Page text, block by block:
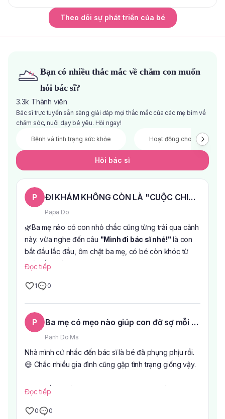
Theo dõi sự phát triển của bé
Bạn có nhiều thắc mắc về chăm con muốn
hỏi bác sĩ?
3.3k Thành viên
Bác sĩ trực tuyến sẵn sàng giải đáp mọi thắc mắc của các mẹ bỉm về
chăm sóc, nuôi dạy bé yêu. Hỏi ngay!
Bệnh và tình trạng sức khỏe Hoạt động cho bé
Hỏi bác sĩ
P ĐI KHÁM KHÔNG CÒN LÀ "CUỘC CHIẾN" VỚI
Papa Do
🌿Ba mẹ nào có con nhỏ chắc cũng từng trải qua cảnh
này: vừa nghe đến câu "Mình đi bác sĩ nhé!" là con
bắt đầu lắc đầu, ôm chặt ba mẹ, có bé còn khóc từ
nhà đến phòng khám.
Thực ra, nhiều khi điều khiến các con sợ không chỉ là
khi bước vào bệnh viện.
🍀Hiểu được tâm lý đó,
được thiết kế với nhiều hình ảnh ngộ nghĩnh, màu sắc
tươi sáng cùng khu vui chơi nhỏ để các bé có thêm
Chỉ cần vài phút vui chơi, nhiều bạn nhỏ đã quên mất
cảm giác lo lắng ban đầu.
Đọc tiếp
1 0
P Ba mẹ có mẹo nào giúp con đỡ sợ mỗi lần đi
Panh Do Ms
Nhà mình cứ nhắc đến bác sĩ là bé đã phụng phịu rồi.
😅 Chắc nhiều gia đình cũng gặp tình trạng giống vậy.
Mình thấy ngoài chuyện bác sĩ khám nhẹ nhàng thì
các bé. Những nơi có khu vui chơi nhỏ, màu sắc tươi
Đọc tiếp
0 0